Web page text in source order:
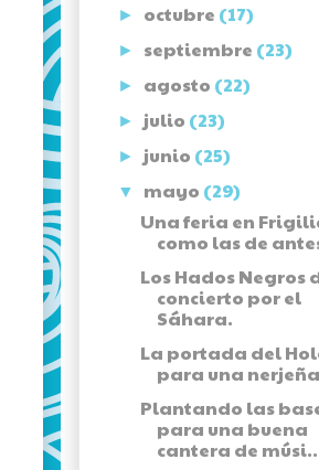
► octubre (17)
► septiembre (23)
► agosto (22)
► julio (23)
► junio (25)
▼ mayo (29)
Una feria en
como las de
Los Hados Negros
concierto por el
Sáhara.
La portada del
para una
Plantando las
para una buena
cantera de